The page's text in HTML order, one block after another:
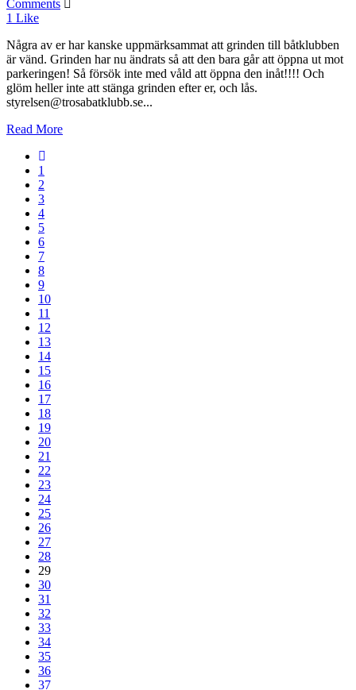
Comments
1 Like
Några av er har kanske uppmärksammat att grinden till båtklubben
är vänd. Grinden har nu ändrats så att den bara går att öppna ut mot
parkeringen! Så försök inte med våld att öppna den inåt!!!! Och
glöm heller inte att stänga grinden efter er, och lås.
styrelsen@trosabatklubb.se...
Read More
1
2
3
4
5
6
7
8
9
10
11
12
13
14
15
16
17
18
19
20
21
22
23
24
25
26
27
28
29
30
31
32
33
34
35
36
37